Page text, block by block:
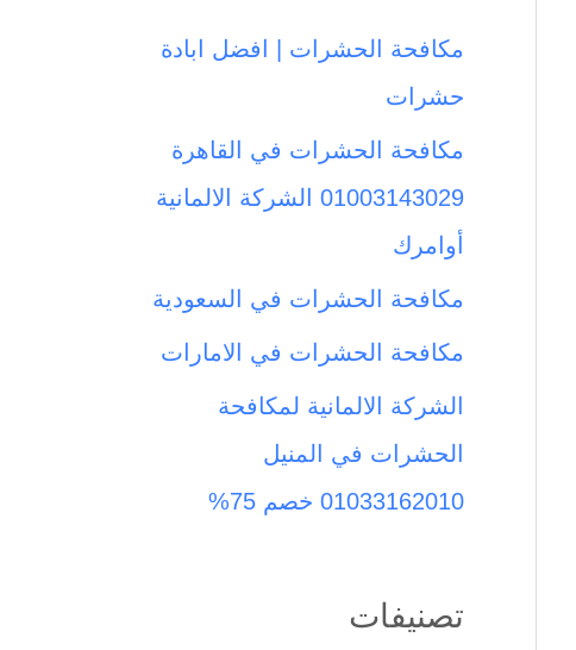
ث
ع
ن
:
مكافحة الحشرات | افضل ابادة
حشرات
مكافحة الحشرات في القاهرة
01003143029 الشركة الالمانية
أوامرك
مكافحة الحشرات في السعودية
مكافحة الحشرات في الامارات
الشركة الالمانية لمكافحة
الحشرات في المنيل
01033162010 خصم 75%
تصنيفات